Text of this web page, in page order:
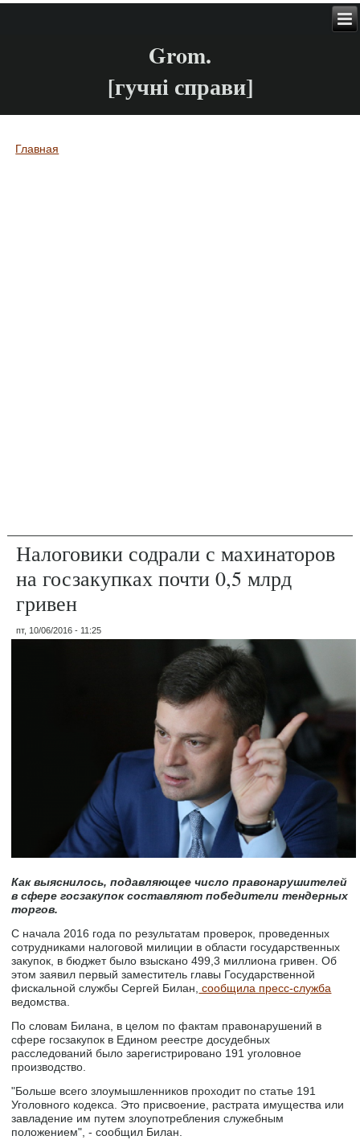
Grom.
[гучні справи]
Вы здесь
Главная
Налоговики содрали с махинаторов
на госзакупках почти 0,5 млрд
гривен
пт, 10/06/2016 - 11:25
Как выяснилось, подавляющее число правонарушителей
в сфере госзакупок составляют победители тендерных
торгов.
С начала 2016 года по результатам проверок, проведенных
сотрудниками налоговой милиции в области государственных
закупок, в бюджет было взыскано 499,3 миллиона гривен. Об
этом заявил первый заместитель главы Государственной
фискальной службы Сергей Билан, сообщила пресс-служба
ведомства.
По словам Билана, в целом по фактам правонарушений в
сфере госзакупок в Едином реестре досудебных
расследований было зарегистрировано 191 уголовное
производство.
"Больше всего злоумышленников проходит по статье 191
Уголовного кодекса. Это присвоение, растрата имущества или
завладение им путем злоупотребления служебным
положением", - сообщил Билан.